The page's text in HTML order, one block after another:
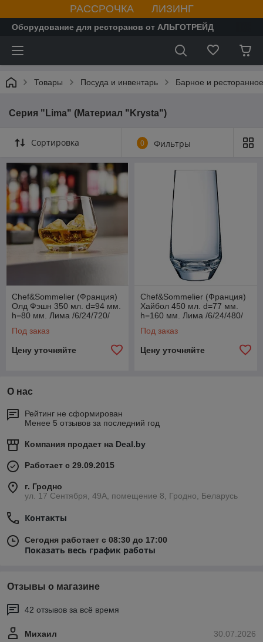
РАССРОЧКА ЛИЗИНГ
Оборудование для ресторанов от АЛЬГОТРЕЙД
Товары Посуда и инвентарь Барное и
Серия "Lima" (Материал "Krysta")
Сортировка 0 Фильтры
Chef&Sommelier (Франция)
Олд Фэшн 350 мл. d=94 мм.
h=80 мм. Лима /6/24/720/
Под заказ
Цену уточняйте
Chef&Sommelier (Франция)
Хайбол 450 мл. d=77 мм.
h=160 мм. Лима /6/24/480/
Под заказ
Цену уточняйте
О нас
Рейтинг не сформирован
Менее 5 отзывов за последний год
Компания продает на Deal.by
Работает с 29.09.2015
г. Гродно
ул. 17 Сентября, 49А, помещение 8, Гродно, Беларусь
Контакты
Сегодня работает с 08:30 до 17:00
Показать весь график работы
Отзывы о магазине
42 отзывов за всё время
30.07.2026
Михаил